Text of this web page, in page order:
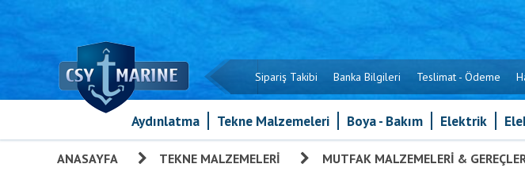
Sipariş Takibi Banka Bilgileri Teslimat - Ödeme
Aydınlatma Tekne Malzemeleri Boya - Bakım Elektrik
ANASAYFA TEKNE MALZEMELERI MUTFAK MALZEMELERI &